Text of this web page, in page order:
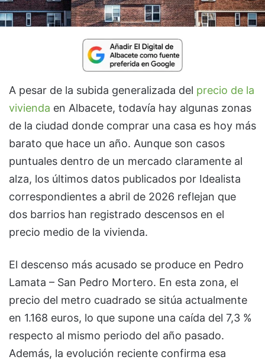
A pesar de la subida generalizada del precio de la
vivienda en Albacete, todavía hay algunas zonas
de la ciudad donde comprar una casa es hoy más
barato que hace un año. Aunque son casos
puntuales dentro de un mercado claramente al
alza, los últimos datos publicados por Idealista
correspondientes a abril de 2026 reflejan que
dos barrios han registrado descensos en el
precio medio de la vivienda.
El descenso más acusado se produce en Pedro
Lamata – San Pedro Mortero. En esta zona, el
precio del metro cuadrado se sitúa actualmente
en 1.168 euros, lo que supone una caída del 7,3 %
respecto al mismo periodo del año pasado.
Además, la evolución reciente confirma esa